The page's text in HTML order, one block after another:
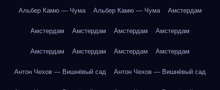
Альбер Камю — Чума Альбер Камю — Чума Амстердам
Амстердам Амстердам Амстердам Амстердам
Амстердам Амстердам Амстердам Амстердам
Антон Чехов — Вишнёвый сад Антон Чехов — Вишнёвый сад